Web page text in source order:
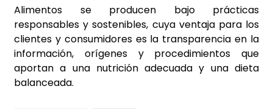
Alimentos se producen bajo prácticas
responsables y sostenibles, cuya ventaja para los
clientes y consumidores es la transparencia en la
información, orígenes y procedimientos que
aportan a una nutrición adecuada y una dieta
balanceada.